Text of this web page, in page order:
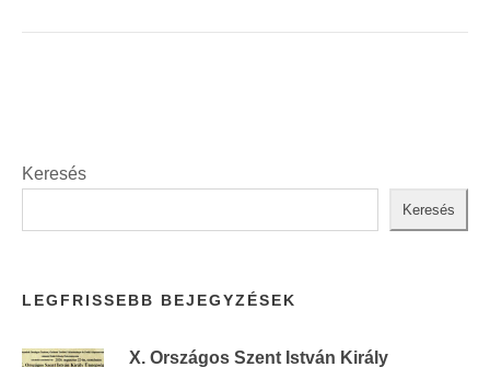
Keresés
Keresés
LEGFRISSEBB BEJEGYZÉSEK
X. Országos Szent István Király